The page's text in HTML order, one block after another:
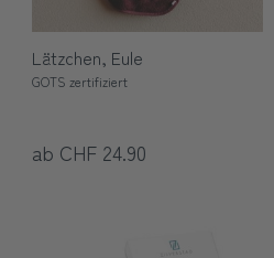
Lätzchen, Eule
GOTS zertifiziert
ab CHF 24.90